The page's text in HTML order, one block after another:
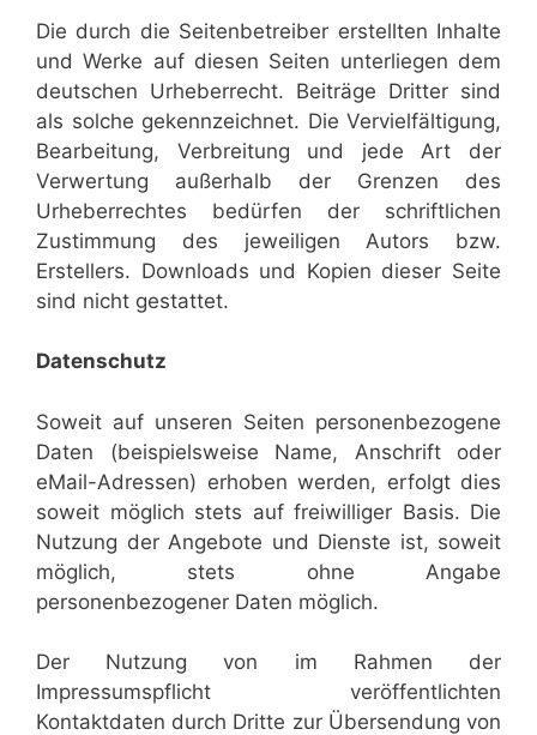
Die durch die Seitenbetreiber erstellten Inhalte
und Werke auf diesen Seiten unterliegen dem
deutschen Urheberrecht. Beiträge Dritter sind
als solche gekennzeichnet. Die Vervielfältigung,
Bearbeitung, Verbreitung und jede Art der
Verwertung außerhalb der Grenzen des
Urheberrechtes bedürfen der schriftlichen
Zustimmung des jeweiligen Autors bzw.
Erstellers. Downloads und Kopien dieser Seite
sind nicht gestattet.
Datenschutz
Soweit auf unseren Seiten personenbezogene
Daten (beispielsweise Name, Anschrift oder
eMail-Adressen) erhoben werden, erfolgt dies
soweit möglich stets auf freiwilliger Basis. Die
Nutzung der Angebote und Dienste ist, soweit
möglich, stets ohne Angabe
personenbezogener Daten möglich.
Der Nutzung von im Rahmen der
Impressumspflicht veröffentlichten
Kontaktdaten durch Dritte zur Übersendung von